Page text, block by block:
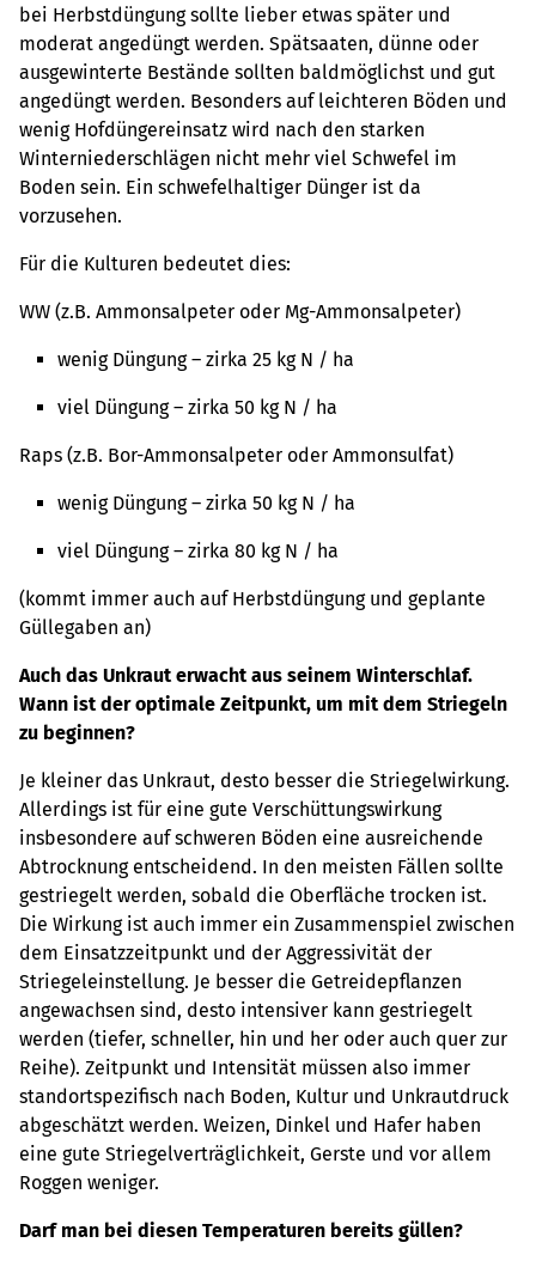
bei Herbstdüngung sollte lieber etwas später und
moderat angedüngt werden. Spätsaaten, dünne oder
ausgewinterte Bestände sollten baldmöglichst und gut
angedüngt werden. Besonders auf leichteren Böden und
wenig Hofdüngereinsatz wird nach den starken
Winterniederschlägen nicht mehr viel Schwefel im
Boden sein. Ein schwefelhaltiger Dünger ist da
vorzusehen.
Für die Kulturen bedeutet dies:
WW (z.B. Ammonsalpeter oder Mg-Ammonsalpeter)
wenig Düngung – zirka 25 kg N / ha
viel Düngung – zirka 50 kg N / ha
Raps (z.B. Bor-Ammonsalpeter oder Ammonsulfat)
wenig Düngung – zirka 50 kg N / ha
viel Düngung – zirka 80 kg N / ha
(kommt immer auch auf Herbstdüngung und geplante
Güllegaben an)
Auch das Unkraut erwacht aus seinem Winterschlaf.
Wann ist der optimale Zeitpunkt, um mit dem Striegeln
zu beginnen?
Je kleiner das Unkraut, desto besser die Striegelwirkung.
Allerdings ist für eine gute Verschüttungswirkung
insbesondere auf schweren Böden eine ausreichende
Abtrocknung entscheidend. In den meisten Fällen sollte
gestriegelt werden, sobald die Oberfläche trocken ist.
Die Wirkung ist auch immer ein Zusammenspiel zwischen
dem Einsatzzeitpunkt und der Aggressivität der
Striegeleinstellung. Je besser die Getreidepflanzen
angewachsen sind, desto intensiver kann gestriegelt
werden (tiefer, schneller, hin und her oder auch quer zur
Reihe). Zeitpunkt und Intensität müssen also immer
standortspezifisch nach Boden, Kultur und Unkrautdruck
abgeschätzt werden. Weizen, Dinkel und Hafer haben
eine gute Striegelverträglichkeit, Gerste und vor allem
Roggen weniger.
Darf man bei diesen Temperaturen bereits güllen?